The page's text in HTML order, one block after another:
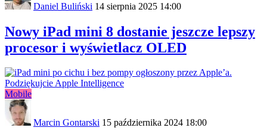
Daniel Buliński 14 sierpnia 2025 14:00
Nowy iPad mini 8 dostanie jeszcze lepszy
procesor i wyświetlacz OLED
Mobile
Marcin Gontarski 15 października 2024 18:00